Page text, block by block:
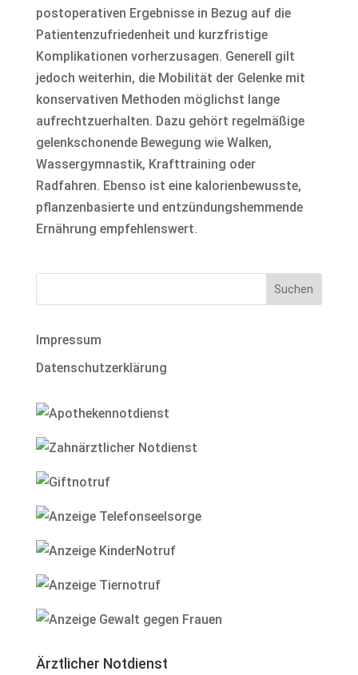
postoperativen Ergebnisse in Bezug auf die
Patientenzufriedenheit und kurzfristige
Komplikationen vorherzusagen. Generell gilt
jedoch weiterhin, die Mobilität der Gelenke mit
konservativen Methoden möglichst lange
aufrechtzuerhalten. Dazu gehört regelmäßige
gelenkschonende Bewegung wie Walken,
Wassergymnastik, Krafttraining oder
Radfahren. Ebenso ist eine kalorienbewusste,
pflanzenbasierte und entzündungshemmende
Ernährung empfehlenswert.
Impressum
Datenschutzerklärung
Ärztlicher Notdienst